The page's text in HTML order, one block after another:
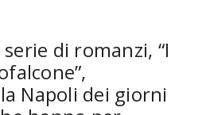
di romanzi, “I
Napoli dei giorni